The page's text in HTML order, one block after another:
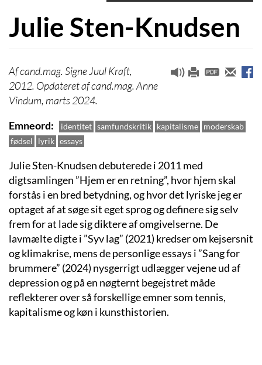
Julie Sten-Knudsen
cand.mag. Signe Juul Kraft,
2012. Opdateret af cand.mag. Anne
Vindum, marts 2024.
Emneord
identitet samfundskritik kapitalisme moderskab
fødsel
lyrik essays
Julie Sten-Knudsen debuterede i 2011 med
digtsamlingen ”Hjem er en retning”, hvor hjem skal
forstås i en bred betydning, og hvor det lyriske jeg er
optaget af at søge sit eget sprog og definere sig selv
frem for at lade sig diktere af omgivelserne. De
lavmælte digte i ”Syv lag” (2021) kredser om kejsersnit
og klimakrise, mens de personlige essays i ”Sang for
brummere” (2024) nysgerrigt udlægger vejene ud af
depression og på en nøgternt begejstret måde
reflekterer over så forskellige emner som tennis,
kapitalisme og køn i kunsthistorien.